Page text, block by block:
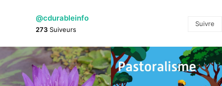
@cdurableinfo
273 Suiveurs
Suivre